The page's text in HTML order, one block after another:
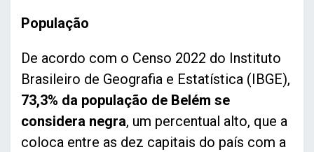
População
De acordo com o Censo 2022 do Instituto
Brasileiro de Geografia e Estatística (IBGE),
73,3% da população de Belém se
considera negra, um percentual alto, que a
coloca entre as dez capitais do país com a